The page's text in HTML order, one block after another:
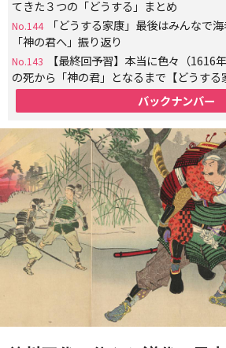
てきた３つの「どうする」まとめ
No.144
「どうする家康」最後はみんなで
「神の君へ」振り返り
No.143
【最終回予習】本当に色々（
の死から「神の君」となるまで【どうする
バックナンバー